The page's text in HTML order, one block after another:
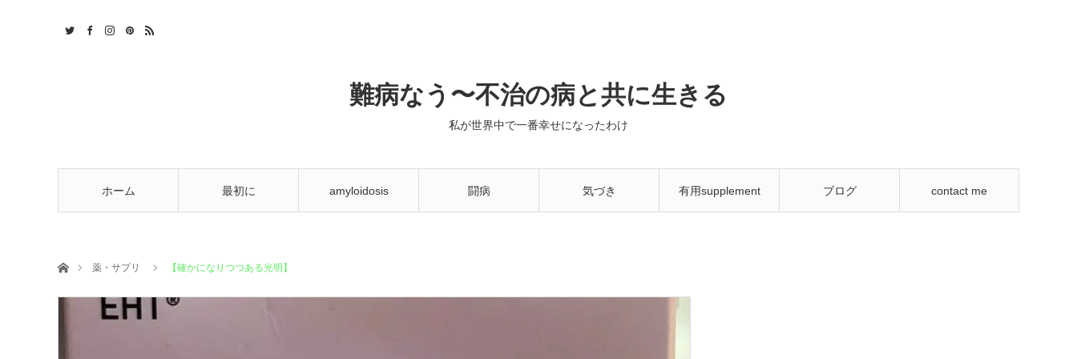
難病なう〜不治の病と共に生きる
私が世界中で一番幸せになったわけ
ホーム 最初に amyloidosis 闘病 気づき 有用supplement ブログ contact me
ホーム薬・サプリ 【確かになりつつある光明】